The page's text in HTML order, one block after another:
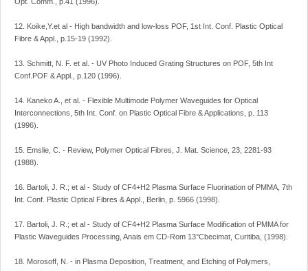
12. Koike,Y.et al - High bandwidth and low-loss POF, 1st Int. Conf. Plastic Optical
Fibre & Appl., p.15-19 (1992).
13. Schmitt, N. F. et al. - UV Photo Induced Grating Structures on POF, 5th Int
Conf.POF & Appl., p.120 (1996).
14. Kaneko A., et al. - Flexible Multimode Polymer Waveguides for Optical
Interconnections, 5th Int. Conf. on Plastic Optical Fibre & Applications, p. 113
(1996).
15. Emslie, C. - Review, Polymer Optical Fibres, J. Mat. Science, 23, 2281-93
(1988).
16. Bartoli, J. R.; et al - Study of CF4+H2 Plasma Surface Fluorination of PMMA, 7th
Int. Conf. Plastic Optical Fibres & Appl., Berlin, p. 5966 (1998).
17. Bartoli, J. R.; et al - Study of CF4+H2 Plasma Surface Modification of PMMA for
Plastic Waveguides Processing, Anais em CD-Rom 13°Cbecimat, Curitiba, (1998).
18. Morosoff, N. - in Plasma Deposition, Treatment, and Etching of Polymers,